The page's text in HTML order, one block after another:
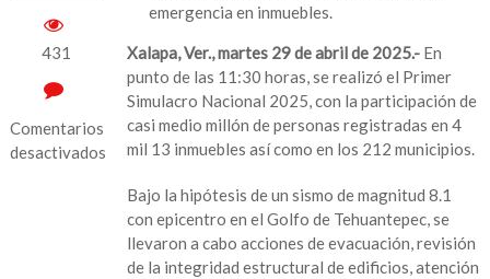
431
Comentarios
desactivados
emergencia en inmuebles.
Xalapa, Ver., martes 29 de abril de 2025.- En
punto de las 11:30 horas, se realizó el Primer
Simulacro Nacional 2025, con la participación de
casi medio millón de personas registradas en 4
mil 13 inmuebles así como en los 212 municipios.
Bajo la hipótesis de un sismo de magnitud 8.1
con epicentro en el Golfo de Tehuantepec, se
llevaron a cabo acciones de evacuación, revisión
de la integridad estructural de edificios, atención